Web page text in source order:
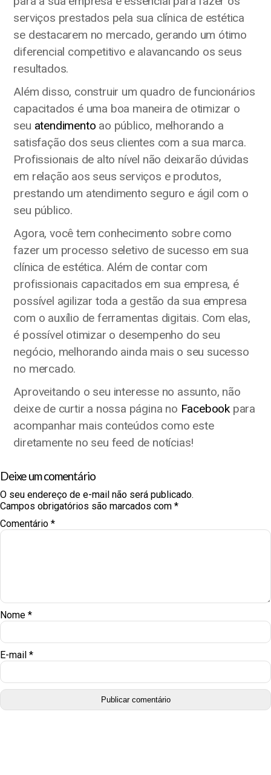
serviços prestados pela sua clínica de estética
se destacarem no mercado, gerando um ótimo
diferencial competitivo e alavancando os seus
resultados.
Além disso, construir um quadro de funcionários
capacitados é uma boa maneira de otimizar o
seu atendimento ao público, melhorando a
satisfação dos seus clientes com a sua marca.
Profissionais de alto nível não deixarão dúvidas
em relação aos seus serviços e produtos,
prestando um atendimento seguro e ágil com o
seu público.
Agora, você tem conhecimento sobre como
fazer um processo seletivo de sucesso em sua
clínica de estética. Além de contar com
profissionais capacitados em sua empresa, é
possível agilizar toda a gestão da sua empresa
com o auxílio de ferramentas digitais. Com elas,
é possível otimizar o desempenho do seu
negócio, melhorando ainda mais o seu sucesso
no mercado.
Aproveitando o seu interesse no assunto, não
deixe de curtir a nossa página no Facebook para
acompanhar mais conteúdos como este
diretamente no seu feed de notícias!
Deixe um comentário
O seu endereço de e-mail não será publicado.
Campos obrigatórios são marcados com *
Comentário *
Nome *
E-mail *